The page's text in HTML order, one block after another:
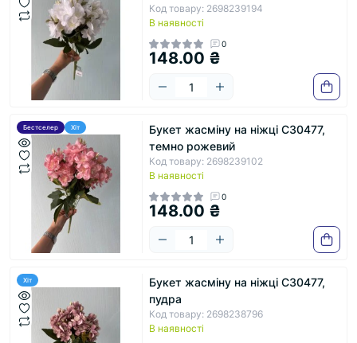
Код товару: 2698239194
В наявності
0
148.00 ₴
Бестселер Хіт
Букет жасміну на ніжці С30477,
темно рожевий
Код товару: 2698239102
В наявності
0
148.00 ₴
Хіт
Букет жасміну на ніжці С30477,
пудра
Код товару: 2698238796
В наявності